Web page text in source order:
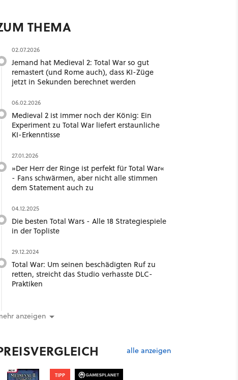
THEMA
02.07.2026
Jemand hat Medieval 2: Total War so gut
remastert (und Rome auch), dass KI-Züge
jetzt in Sekunden berechnet werden
06.02.2026
Medieval 2 ist immer noch der König: Ein
Experiment zu Total War liefert erstaunliche
KI-Erkenntisse
27.01.2026
»Der Herr der Ringe ist perfekt für Total War«
- Fans schwärmen, aber nicht alle stimmen
dem Statement auch zu
04.12.2025
Die besten Total Wars - Alle 18 Strategiespiele
in der Topliste
29.12.2024
Total War: Um seinen beschädigten Ruf zu
retten, streicht das Studio verhasste DLC-
Praktiken
anzeigen
alle anzeigen
TIPP